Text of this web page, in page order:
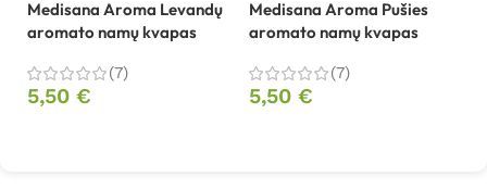
Medisana Aroma Levandų
aromato namų kvapas
(7)
5,50 €
Medisana Aroma Pušies
aromato namų kvapas
(7)
5,50 €